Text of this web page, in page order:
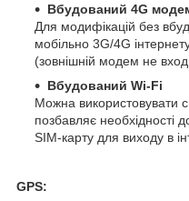
Вбудований 4G
Для модифікацій без
мобільно 3G/4G
(зовнішній модем не
Вбудований Wi-Fi
Можна використовувати
позбавляє необхідності
SIM-карту для виходу в
GPS: